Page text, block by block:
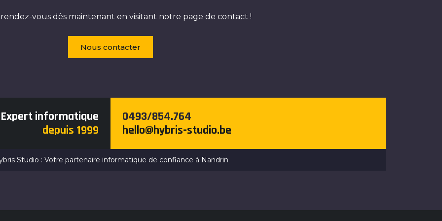
vous dès maintenant en visitant notre page de contact !
Nous contacter
Expert informatique
depuis 1999
0493/854.764
hello@hybris-studio.be
Studio : Votre partenaire informatique de confiance à Nandrin